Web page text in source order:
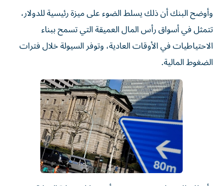
وأوضح البنك أن ذلك يسلط الضوء على ميزة رئيسية للدولار،
تتمثل في أسواق رأس المال العميقة التي تسمح ببناء
الاحتياطيات في الأوقات العادية، وتوفر السيولة خلال فترات
الضغوط المالية.